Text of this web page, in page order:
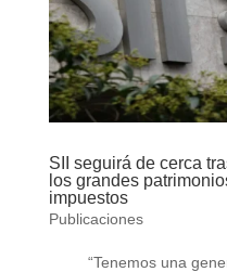
SII seguirá de cerca
los grandes
impuestos
Publicaciones
“Tenemos una